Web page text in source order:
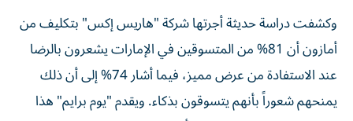
وكشفت دراسة حديثة أجرتها شركة "هاريس إكس" بتكليف من
أمازون أن 81% من المتسوقين في الإمارات يشعرون بالرضا
عند الاستفادة من عرض مميز، فيما أشار 74% إلى أن ذلك
يمنحهم شعوراً بأنهم يتسوقون بذكاء. ويقدم "يوم برايم" هذا